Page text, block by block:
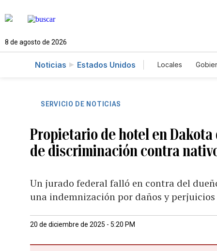
8 de agosto de 2026
Noticias Estados Unidos Locales
SERVICIO DE NOTICIAS
Propietario de hotel en
de discriminación contra
Un jurado federal falló en contra del
una indemnización por daños y perjuicios
20 de diciembre de 2025 - 5:20 PM